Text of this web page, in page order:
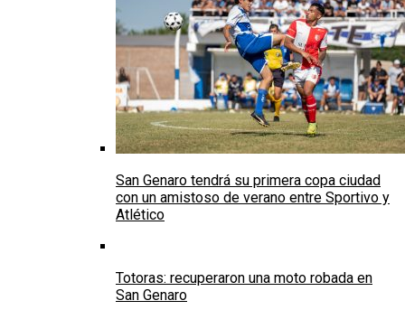
San Genaro tendrá su primera copa ciudad
con un amistoso de verano entre Sportivo y
Atlético
Totoras: recuperaron una moto robada en
San Genaro